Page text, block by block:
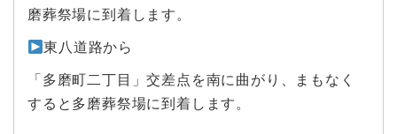
磨葬祭場に到着します。
東八道路から
「多磨町二丁目」交差点を南に曲がり、まもなく
すると多磨葬祭場に到着します。